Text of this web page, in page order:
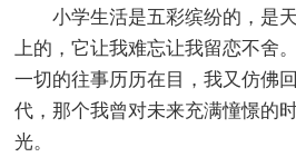
小学生活是五彩缤纷的，是天
上的，它让我难忘让我留恋不舍
一切的往事历历在目，我又仿佛
代，那个我曾对未来充满憧憬的
光。